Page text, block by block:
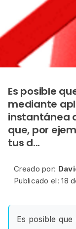
Es posible
mediante
instantánea
que, por
tus d...
Creado por:
Publicado el: 18
Es posible